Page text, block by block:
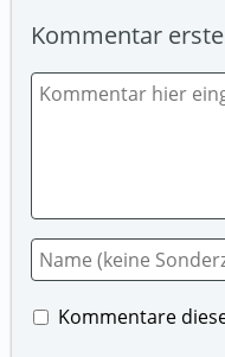
Kommentar
Kommentare